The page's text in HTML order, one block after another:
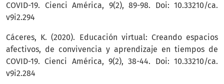
COVID-19. Cienci América, 9(2), 89-98. Doi: 10.33210/ca.
v9i2.294
Cáceres, K. (2020). Educación virtual: Creando espacios
afectivos, de convivencia y aprendizaje en tiempos de
COVID-19. Cienci América, 9(2), 38-44. Doi: 10.33210/ca.
v9i2.284